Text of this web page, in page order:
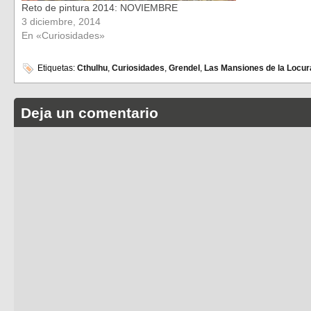
Reto de pintura 2014: NOVIEMBRE
3 diciembre, 2014
En «Curiosidades»
Etiquetas: Cthulhu, Curiosidades, Grendel , Las Mansiones de la
Deja un comentario